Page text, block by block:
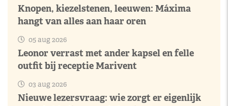
Knopen, kiezelstenen, leeuwen: Máxima
hangt van alles aan haar oren
05 aug 2026
Leonor verrast met ander kapsel en felle
outfit bij receptie Marivent
03 aug 2026
Nieuwe lezersvraag: wie zorgt er eigenlijk